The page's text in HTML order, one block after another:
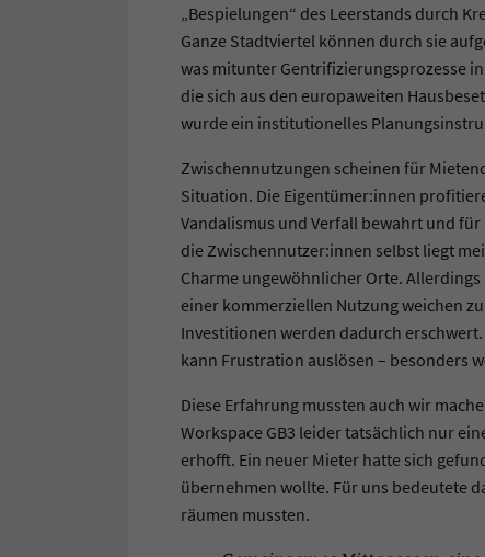
„Bespielungen“ des Leerstands durch
Ganze Stadtviertel können durch sie
was mitunter Gentrifizierungsprozesse
die sich aus den europaweiten
wurde ein institutionelles
Zwischennutzungen scheinen für
Situation. Die Eigentümer:innen
Vandalismus und Verfall bewahrt und
die Zwischennutzer:innen selbst liegt
Charme ungewöhnlicher Orte.
einer kommerziellen Nutzung weichen
Investitionen werden dadurch
kann Frustration auslösen – besonders
Diese Erfahrung mussten auch wir
Workspace GB3 leider tatsächlich nur
erhofft. Ein neuer Mieter hatte sich
übernehmen wollte. Für uns bedeutete
räumen mussten.